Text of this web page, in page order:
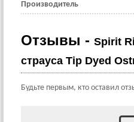
Производитель
Отзывы - Spirit
страуса Tip Dyed
Будьте первым, кто оставил